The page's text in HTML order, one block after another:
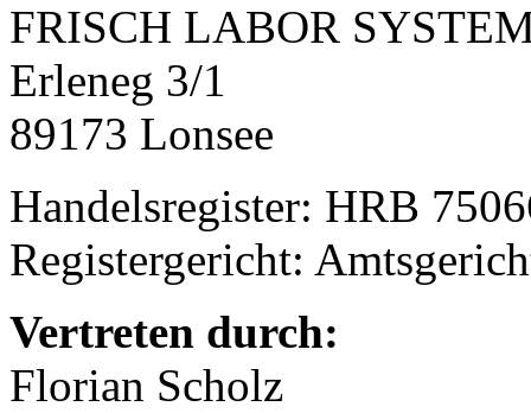
FRISCH LABOR
Erleneg 3/1
89173 Lonsee
Handelsregister: HRB
Registergericht:
Vertreten durch:
Florian Scholz